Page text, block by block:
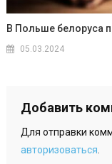
В Польше белоруса
05.03.2024
Добавить
Для отправки
авторизоваться